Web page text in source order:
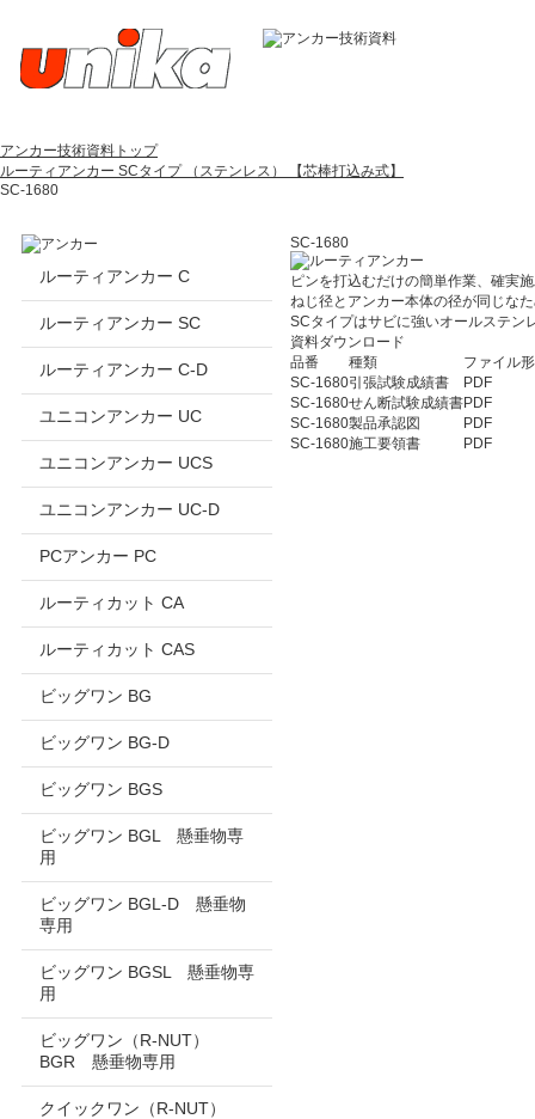
アンカー技術資料トップ
ルーティアンカー SCタイプ （ステンレス） 【芯棒打込み式】
SC-1680
SC-1680
ピンを打込むだけの簡単作業、確実
ねじ径とアンカー本体の径が同じな
SCタイプはサビに強いオールステン
資料ダウンロード
品番
種類
ファイル
SC-1680引張試験成績書
PDF
SC-1680せん断試験成績書PDF
SC-1680製品承認図
PDF
SC-1680施工要領書 PDF
ルーティアンカー C
ルーティアンカー SC
ルーティアンカー C-D
ユニコンアンカー UC
ユニコンアンカー UCS
ユニコンアンカー UC-D
PCアンカー PC
ルーティカット CA
ルーティカット CAS
ビッグワン BG
ビッグワン BG-D
ビッグワン BGS
ビッグワン BGL 懸垂物専
用
ビッグワン BGL-D 懸垂物
専用
ビッグワン BGSL 懸垂物専
用
ビッグワン（R-NUT）
BGR 懸垂物専用
クイックワン（R-NUT）